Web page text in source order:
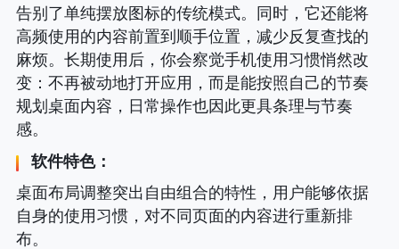
告别了单纯摆放图标的传统模式。同时，它还能将
高频使用的内容前置到顺手位置，减少反复查找的
麻烦。长期使用后，你会察觉手机使用习惯悄然改
变：不再被动地打开应用，而是能按照自己的节奏
规划桌面内容，日常操作也因此更具条理与节奏
感。
软件特色：
桌面布局调整突出自由组合的特性，用户能够依据
自身的使用习惯，对不同页面的内容进行重新排
布。